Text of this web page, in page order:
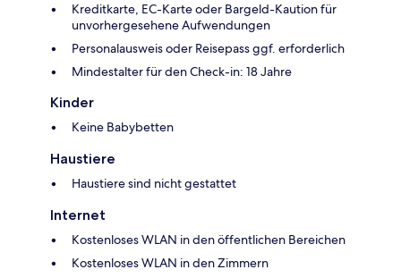
Kreditkarte, EC-Karte oder Bargeld-Kaution für
unvorhergesehene Aufwendungen
Personalausweis oder Reisepass ggf. erforderlich
Mindestalter für den Check-in: 18 Jahre
Kinder
Keine Babybetten
Haustiere
Haustiere sind nicht gestattet
Internet
Kostenloses WLAN in den öffentlichen Bereichen
Kostenloses WLAN in den Zimmern